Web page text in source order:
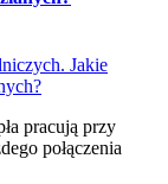
pracują przy
połączenia